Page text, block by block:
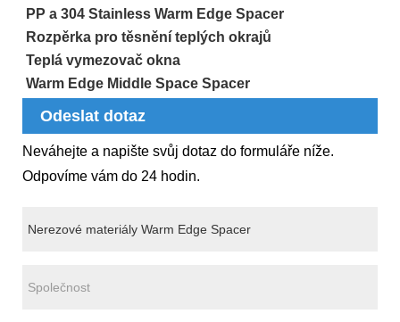
PP a 304 Stainless Warm Edge Spacer
Rozpěrka pro těsnění teplých okrajů
Teplá vymezovač okna
Warm Edge Middle Space Spacer
Odeslat dotaz
Neváhejte a napište svůj dotaz do formuláře níže.
Odpovíme vám do 24 hodin.